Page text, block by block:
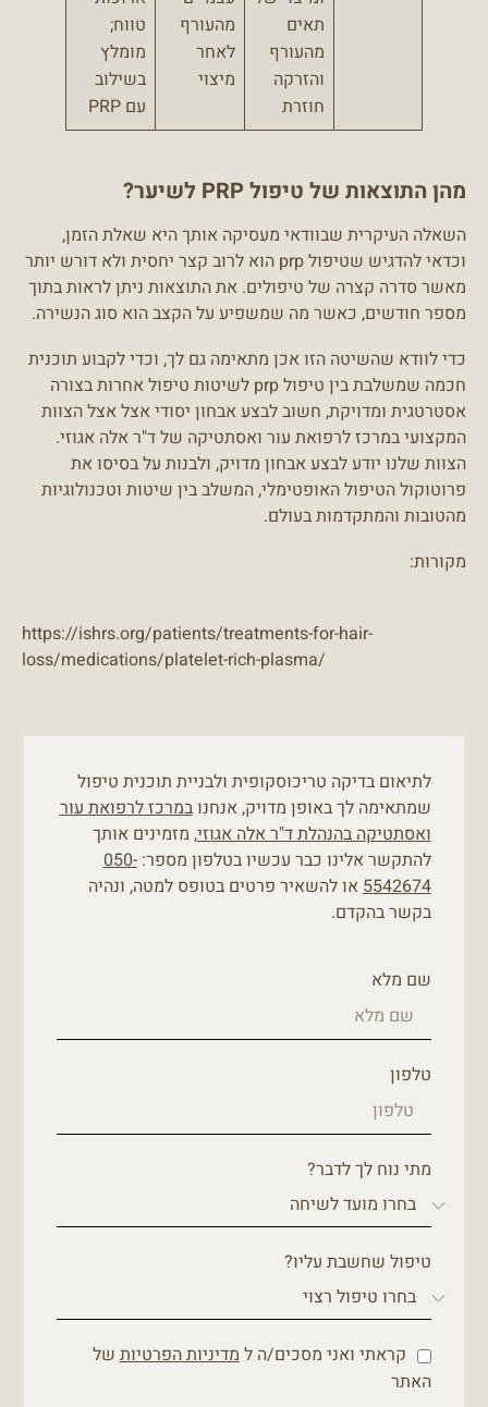
תאים
מהעורף
והזרקה
חוזרת
מהעורף
לאחר
מיצוי
טווח;
מומלץ
בשילוב
עם PRP
מהן התוצאות של טיפול PRP לשיער?
השאלה העיקרית שבוודאי מעסיקה אותך היא שאלת הזמן,
וכדאי להדגיש שטיפול prp הוא לרוב קצר יחסית ולא דורש יותר
מאשר סדרה קצרה של טיפולים. את התוצאות ניתן לראות בתוך
מספר חודשים, כאשר מה שמשפיע על הקצב הוא סוג הנשירה.
כדי לוודא שהשיטה הזו אכן מתאימה גם לך, וכדי לקבוע תוכנית
חכמה שמשלבת בין טיפול prp לשיטות טיפול אחרות בצורה
אסטרטגית ומדויקת, חשוב לבצע אבחון יסודי אצל אצל הצוות
המקצועי במרכז לרפואת עור ואסתטיקה של ד"ר אלה אגוזי.
הצוות שלנו יודע לבצע אבחון מדויק, ולבנות על בסיסו את
פרוטוקול הטיפול האופטימלי, המשלב בין שיטות וטכנולוגיות
מהטובות והמתקדמות בעולם.
מקורות:
https://ishrs.org/patients/treatments-for-hair-
loss/medications/platelet-rich-plasma/
לתיאום בדיקה טריכוסקופית ולבניית תוכנית טיפול
שמתאימה לך באופן מדויק, אנחנובמרכז לרפואת עור
ואסתטיקה בהנהלת ד"ר אלה אגוזי, מזמינים אותך
להתקשר אלינו כבר עכשיו בטלפון מספר:050-
5542674או להשאיר פרטים בטופס למטה, ונהיה
בקשר בהקדם.
שם מלא
טלפון
מתי נוח לך לדבר?
טיפול שחשבת עליו?
קראתי ואני מסכים/ה למדיניות הפרטיותשל
האתר